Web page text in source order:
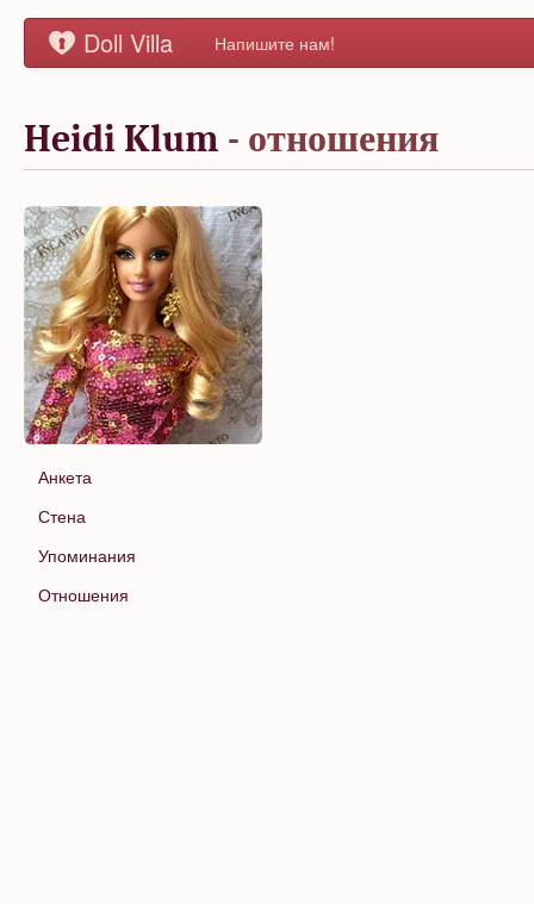
Doll Villa Напишите нам!
Heidi Klum - отношения
Анкета
Стена
Упоминания
Отношения